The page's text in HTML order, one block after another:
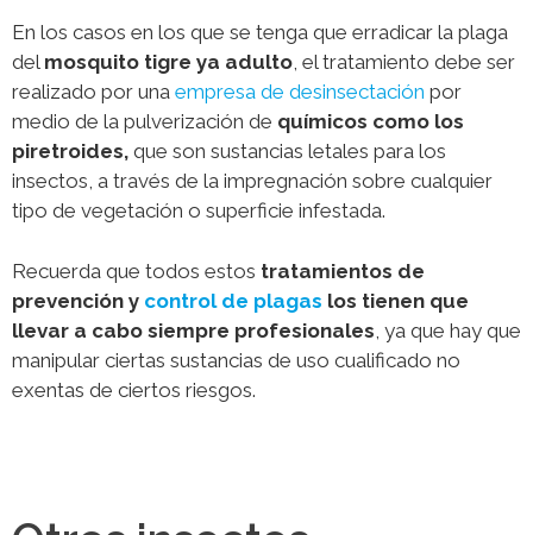
En los casos en los que se tenga que erradicar la plaga
del mosquito tigre ya adulto, el tratamiento debe ser
realizado por una empresa de desinsectación por
medio de la pulverización de químicos como los
piretroides, que son sustancias letales para los
insectos, a través de la impregnación sobre cualquier
tipo de vegetación o superficie infestada.
Recuerda que todos estos tratamientos de
prevención y control de plagas los tienen que
llevar a cabo siempre profesionales , ya que hay que
manipular ciertas sustancias de uso cualificado no
exentas de ciertos riesgos.